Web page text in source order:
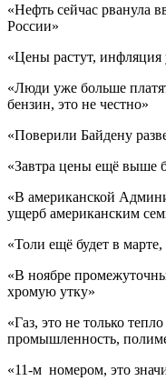
«Нефть сейчас рванула
России»
«Цены растут, инфляция
«Люди уже больше
бензин, это не честно»
«Поверили Байдену
«Завтра цены ещё выше
«В американской
ущерб американским
«Толи ещё будет в
«В ноябре
хромую утку»
«Газ, это не только
промышленность,
«11-м номером, это